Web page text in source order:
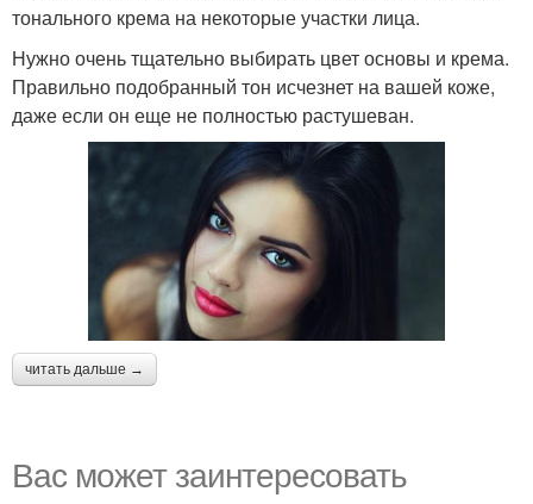
тонального крема на некоторые участки лица.
Нужно очень тщательно выбирать цвет основы и крема.
Правильно подобранный тон исчезнет на вашей коже,
даже если он еще не полностью растушеван.
читать дальше →
Вас может заинтересовать